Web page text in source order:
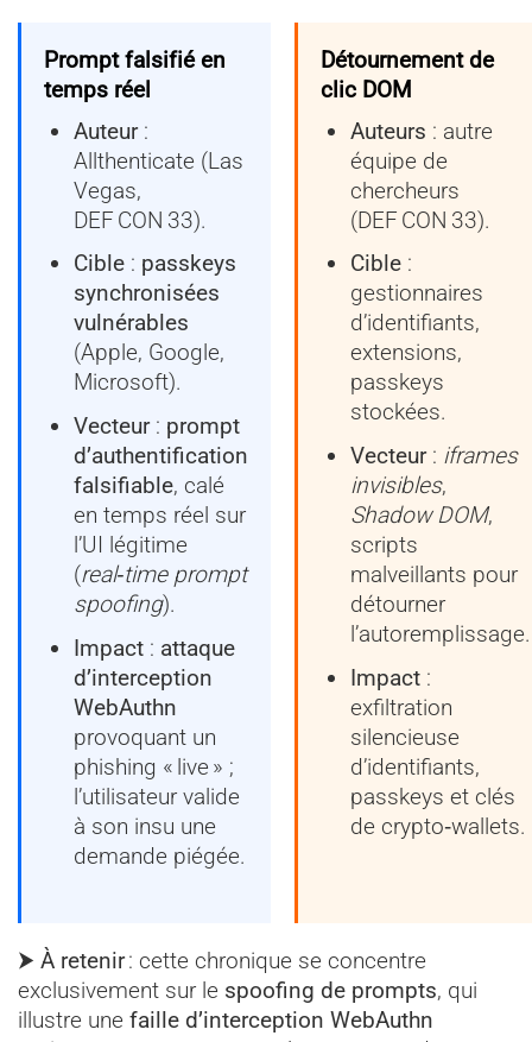
Prompt falsifié en
temps réel
Auteur:
Allthenticate (Las
Vegas,
DEF CON 33).
Cible : passkeys
synchronisées
vulnérables
(Apple, Google,
Microsoft).
Vecteur: prompt
d’authentification
falsifiable, calé
en temps réel sur
l’UI légitime
(real‑time prompt
spoofing).
Impact : attaque
d’interception
WebAuthn
provoquant un
phishing « live » ;
l’utilisateur valide
à son insu une
demande piégée.
Détournement de
clic DOM
Auteurs : autre
équipe de
chercheurs
(DEF CON 33).
Cible:
gestionnaires
d’identifiants,
extensions,
passkeys
stockées.
Vecteur: iframes
invisibles,
Shadow DOM,
scripts
malveillants pour
détourner
l’autoremplissage.
Impact:
exfiltration
silencieuse
d’identifiants,
passkeys et clés
de crypto‑wallets.
⮞ À retenir: cette chronique se concentre
exclusivement sur le spoofing de prompts, qui
illustre une faille d’interception WebAuthn